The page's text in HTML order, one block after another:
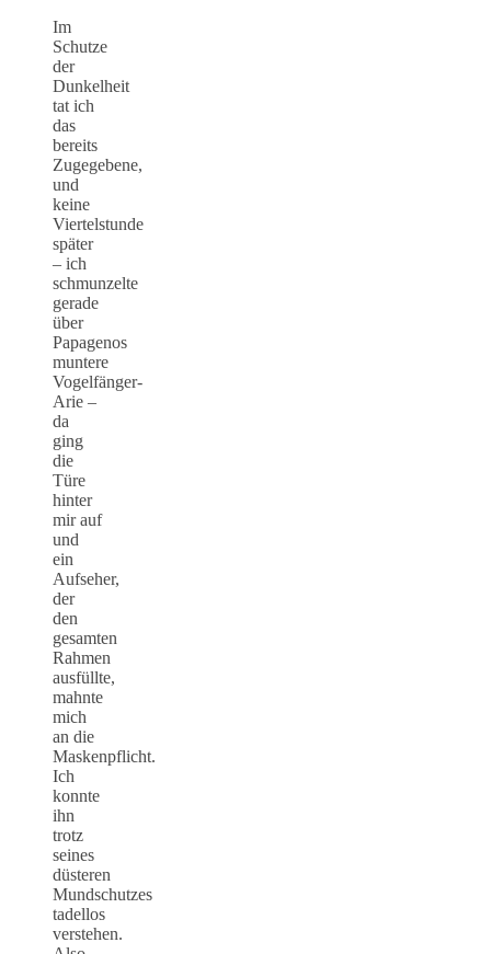
Im
Schutze
der
Dunkelheit
tat ich
das
bereits
Zugegebene,
und
keine
Viertelstunde
später
– ich
schmunzelte
gerade
über
Papagenos
muntere
Vogelfänger-
Arie –
da
ging
die
Türe
hinter
mir auf
und
ein
Aufseher,
der
den
gesamten
Rahmen
ausfüllte,
mahnte
mich
an die
Maskenpflicht.
Ich
konnte
ihn
trotz
seines
düsteren
Mundschutzes
tadellos
verstehen.